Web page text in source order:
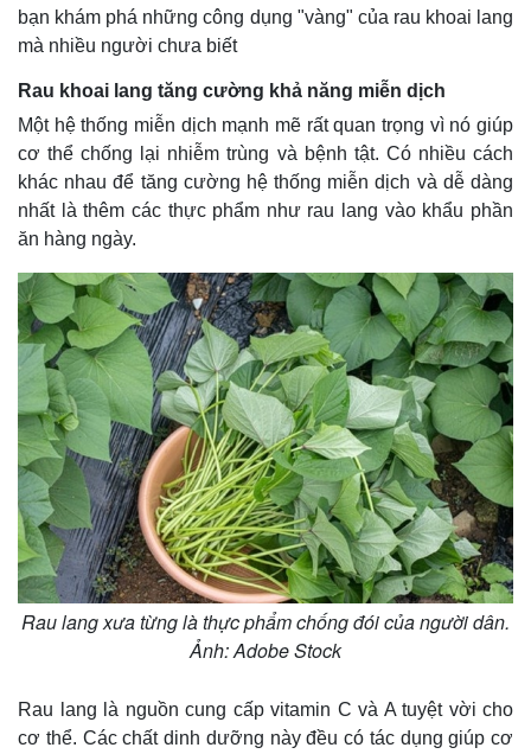
bạn khám phá những công dụng "vàng" của rau khoai lang
mà nhiều người chưa biết
Rau khoai lang tăng cường khả năng miễn dịch
Một hệ thống miễn dịch mạnh mẽ rất quan trọng vì nó giúp
cơ thể chống lại nhiễm trùng và bệnh tật. Có nhiều cách
khác nhau để tăng cường hệ thống miễn dịch và dễ dàng
nhất là thêm các thực phẩm như rau lang vào khẩu phần
ăn hàng ngày.
Rau lang xưa từng là thực phẩm chống đói của người dân.
Ảnh: Adobe Stock
Rau lang là nguồn cung cấp vitamin C và A tuyệt vời cho
cơ thể. Các chất dinh dưỡng này đều có tác dụng giúp cơ